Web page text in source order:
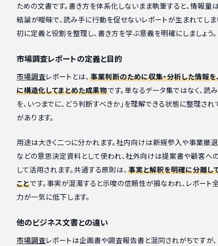
ための文書です。書き方を体系化しないまま執筆すると、情報量
結論が曖昧で、読み手に行動を促せないレポートが生まれてしま
初に定義と役割を整理し、書き方を学ぶ意義を明確にしましょう。
市場調査レポートの定義と目的
市場調査レポートとは、 事業判断のために収集・分析した情報を
に構造化してまとめた成果物です。単なるデータ集ではなく、読
を、いつまでに、どう判断すべきか」を理解できる状態に整理さ
があります。
用途は大きく二つに分かれます。社内向けは新規参入や事業撤
などの意思決定資料として使われ、社外向けは提案書や顧客へ
して活用されます。共通する原則は、 事実と解釈を明確に分離し
ことです。事実が混濁すると示唆の信頼性が損なわれ、レポート
力が一気に低下します。
他のビジネス文書との違い
市場調査レポートは企画書や調査報告書と混同されがちですが